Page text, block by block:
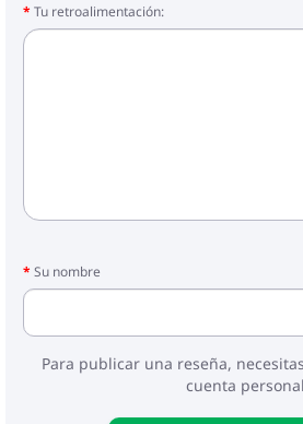
Tu retroalimentación:
Su nombre
Para publicar una reseña,
cuenta personal